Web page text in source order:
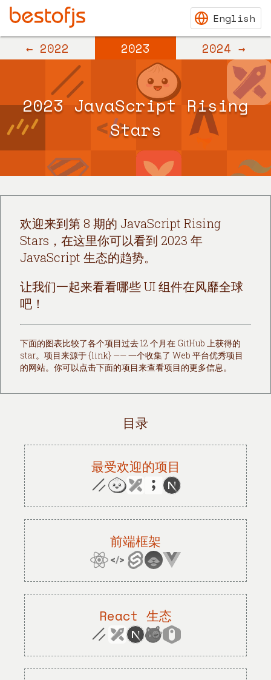
← 2022 2023 2024 →
2023 JavaScript Rising
Stars
欢迎来到第 8 期的 JavaScript Rising
Stars，在这里你可以看到 2023 年
JavaScript 生态的趋势。
让我们一起来看看哪些 UI 组件在风靡全球
吧！
下面的图表比较了各个项目过去 12 个月在 GitHub 上获得的
star。项目来源于 {link} —— 一个收集了 Web 平台优秀项目
的网站。你可以点击下面的项目来查看项目的更多信息。
目录
最受欢迎的项目
前端框架
React 生态